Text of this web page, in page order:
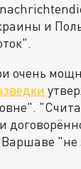
и
очень
"не